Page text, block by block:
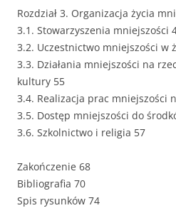
Rozdział 3. Organizacja życia
3.1. Stowarzyszenia mniejszości
3.2. Uczestnictwo mniejszości w
3.3. Działania mniejszości na
kultury 55
3.4. Realizacja prac mniejszości
3.5. Dostęp mniejszości do
3.6. Szkolnictwo i religia 57
Zakończenie 68
Bibliografia 70
Spis rysunków 74